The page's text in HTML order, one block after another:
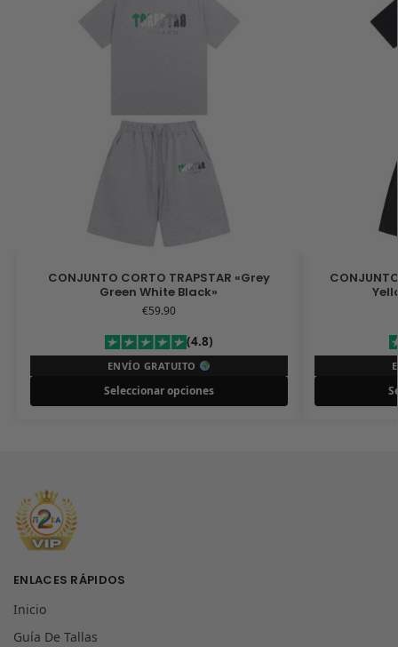
CONJUNTO CORTO TRAPSTAR «Grey
Green White Black»
€59.90
(4.8)
ENVÍO GRATUITO
Seleccionar opciones
ENLACES RÁPIDOS
Inicio
Guía De Tallas